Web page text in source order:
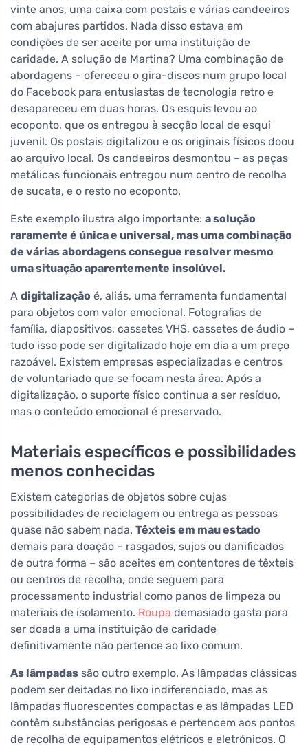
vinte anos, uma caixa com postais e várias candeeiros
com abajures partidos. Nada disso estava em
condições de ser aceite por uma instituição de
caridade. A solução de Martina? Uma combinação de
abordagens – ofereceu o gira-discos num grupo local
do Facebook para entusiastas de tecnologia retro e
desapareceu em duas horas. Os esquis levou ao
ecoponto, que os entregou à secção local de esqui
juvenil. Os postais digitalizou e os originais físicos doou
ao arquivo local. Os candeeiros desmontou – as peças
metálicas funcionais entregou num centro de recolha
de sucata, e o resto no ecoponto.
Este exemplo ilustra algo importante: a solução
raramente é única e universal, mas uma combinação
de várias abordagens consegue resolver mesmo
uma situação aparentemente insolúvel.
A digitalização é, aliás, uma ferramenta fundamental
para objetos com valor emocional. Fotografias de
família, diapositivos, cassetes VHS, cassetes de áudio –
tudo isso pode ser digitalizado hoje em dia a um preço
razoável. Existem empresas especializadas e centros
de voluntariado que se focam nesta área. Após a
digitalização, o suporte físico continua a ser resíduo,
mas o conteúdo emocional é preservado.
Materiais específicos e possibilidades
menos conhecidas
Existem categorias de objetos sobre cujas
possibilidades de reciclagem ou entrega as pessoas
quase não sabem nada. Têxteis em mau estado
demais para doação – rasgados, sujos ou danificados
de outra forma – são aceites em contentores de têxteis
ou centros de recolha, onde seguem para
processamento industrial como panos de limpeza ou
materiais de isolamento. Roupa demasiado gasta para
ser doada a uma instituição de caridade
definitivamente não pertence ao lixo comum.
As lâmpadas são outro exemplo. As lâmpadas clássicas
podem ser deitadas no lixo indiferenciado, mas as
lâmpadas fluorescentes compactas e as lâmpadas LED
contêm substâncias perigosas e pertencem aos pontos
de recolha de equipamentos elétricos e eletrónicos. O